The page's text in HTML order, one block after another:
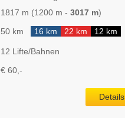
1817 m (1200 m - 3017 m)
50 km
16 km 22 km 12 km
12 Lifte/Bahnen
€ 60,-
Details